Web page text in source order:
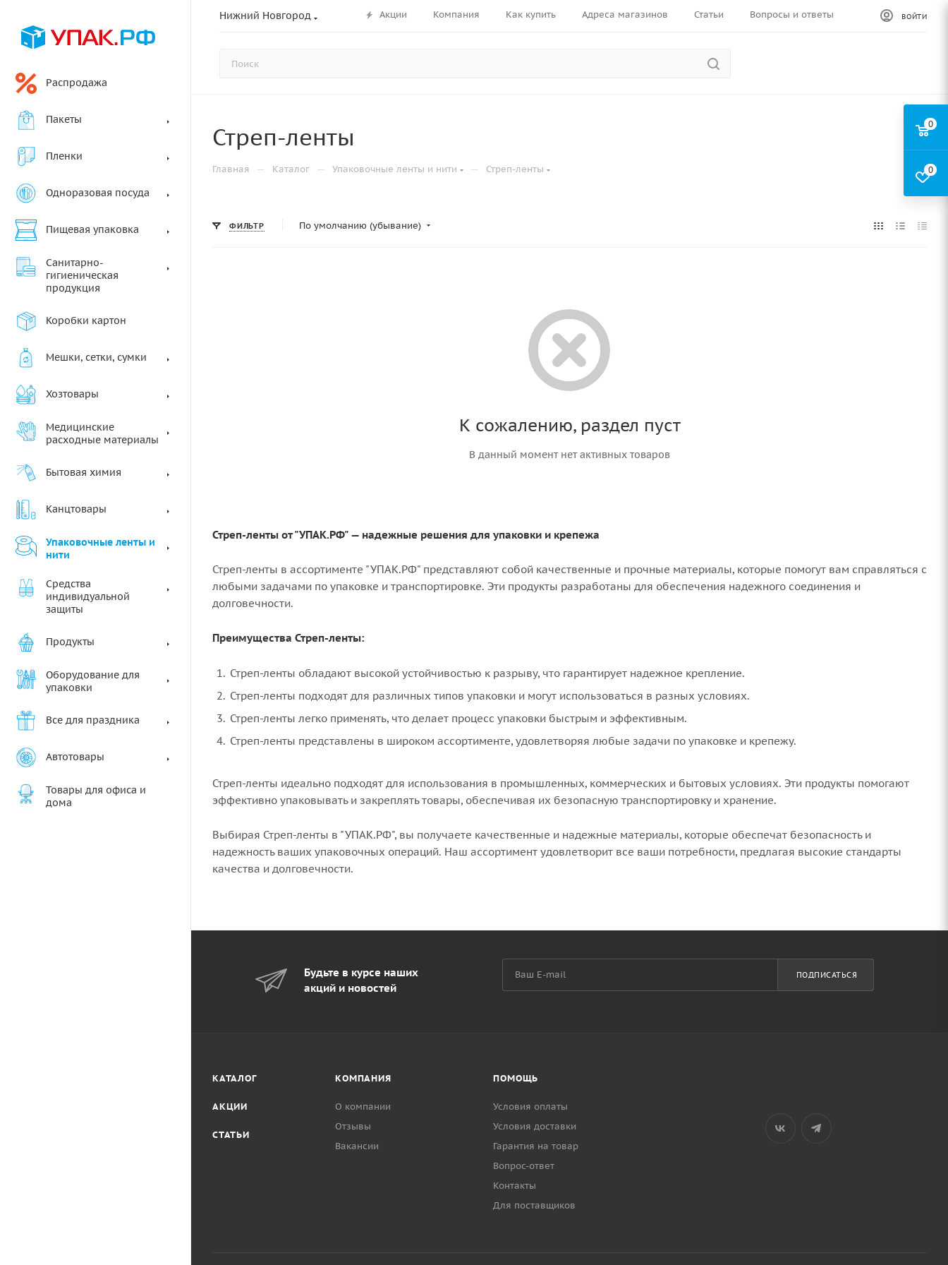
Нижний Новгород Акции Компания Как купить Адреса магазинов Статьи Вопросы и ответы ВОЙТИ
Распродажа
Пакеты
Пленки
Одноразовая посуда
Пищевая упаковка
Санитарно-
гигиеническая
продукция
Коробки картон
Мешки, сетки, сумки
Хозтовары
Медицинские
расходные материалы
Бытовая химия
Канцтовары
Упаковочные ленты и
нити
Средства
индивидуальной
защиты
Продукты
Оборудование для
упаковки
Все для праздника
Автотовары
Товары для офиса и
дома
Стреп-ленты
Главная — Каталог — Упаковочные ленты и нити — Стреп-ленты
ФИЛЬТР По умолчанию (убывание)
К сожалению, раздел пуст
В данный момент нет активных товаров
Стреп-ленты от "УПАК.РФ" — надежные решения для упаковки и крепежа
Стреп-ленты в ассортименте "УПАК.РФ" представляют собой качественные и прочные материалы, которые помогут вам справляться с
любыми задачами по упаковке и транспортировке. Эти продукты разработаны для обеспечения надежного соединения и
долговечности.
Преимущества Стреп-ленты:
Стреп-ленты обладают высокой устойчивостью к разрыву, что гарантирует надежное крепление.
Стреп-ленты подходят для различных типов упаковки и могут использоваться в разных условиях.
Стреп-ленты легко применять, что делает процесс упаковки быстрым и эффективным.
Стреп-ленты представлены в широком ассортименте, удовлетворяя любые задачи по упаковке и крепежу.
Стреп-ленты идеально подходят для использования в промышленных, коммерческих и бытовых условиях. Эти продукты помогают
эффективно упаковывать и закреплять товары, обеспечивая их безопасную транспортировку и хранение.
Выбирая Стреп-ленты в "УПАК.РФ", вы получаете качественные и надежные материалы, которые обеспечат безопасность и
надежность ваших упаковочных операций. Наш ассортимент удовлетворит все ваши потребности, предлагая высокие стандарты
качества и долговечности.
Будьте в курсе наших
акций и новостей
ПОДПИСАТЬСЯ
КАТАЛОГ
АКЦИИ
СТАТЬИ
КОМПАНИЯ
О компании
Отзывы
Вакансии
ПОМОЩЬ
Условия оплаты
Условия доставки
Гарантия на товар
Вопрос-ответ
Контакты
Для поставщиков
0
0